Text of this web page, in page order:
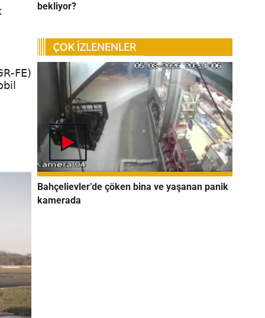
FE)
bekliyor?
Bahçelievler’de çöken bina ve yaşanan panik
kamerada